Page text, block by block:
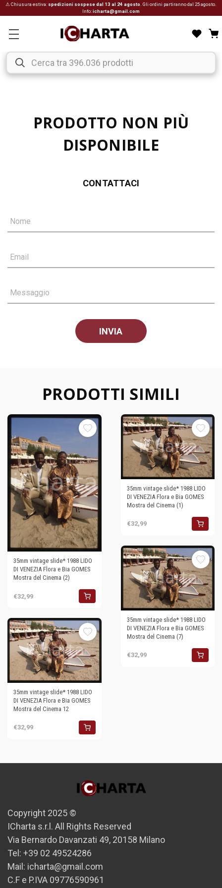
⚠ Chiusura estiva: spedizioni sospese dal 13 al 24 agosto . Gli ordini partiranno dal 25 agosto.
Info:icharta@gmail.com
PRODOTTO NON PIÙ
DISPONIBILE
CONTATTACI
Nome
Email
Messaggio
PRODOTTI SIMILI
35mm vintage slide* 1988 LIDO
DI VENEZIA Flora e Bia GOMES
Mostra del Cinema (2)
€32,99
35mm vintage slide* 1988 LIDO
DI VENEZIA Flora e Bia GOMES
Mostra del Cinema (1)
€32,99
35mm vintage slide* 1988 LIDO
DI VENEZIA Flora e Bia GOMES
Mostra del Cinema (7)
€32,99
35mm vintage slide* 1988 LIDO
DI VENEZIA Flora e Bia GOMES
Mostra del Cinema 12
€32,99
Copyright 2025 ©
ICharta s.r.l. All Rights Reserved
Via Bernardo Davanzati 49, 20158 Milano
Tel: +39 02 49524286
Mail: icharta@gmail.com
C.F e P.IVA 09776590961